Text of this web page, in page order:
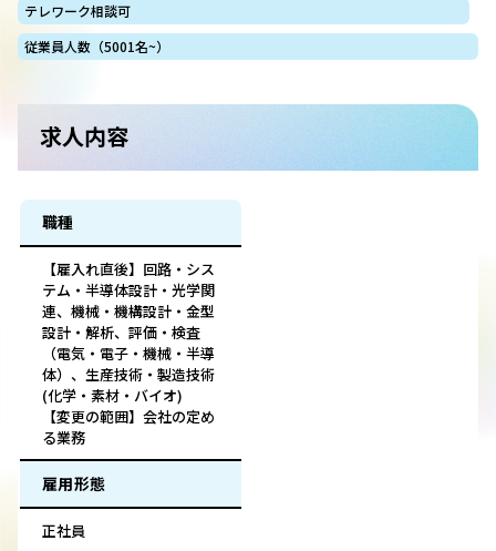
テレワーク相談可
従業員人数（5001名~）
求人内容
職種
【雇入れ直後】回路・シス
テム・半導体設計・光学関
連、機械・機構設計・金型
設計・解析、評価・検査
（電気・電子・機械・半導
体）、生産技術・製造技術
(化学・素材・バイオ)
【変更の範囲】会社の定め
る業務
雇用形態
正社員